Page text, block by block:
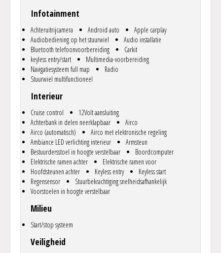
graag verder! U bent altijd welkom zonder afspraak maar met
afspraak hebben we zeker tijd voor u vrijgemaakt, bovendien, met
een afspraak houden we gedurende de reistijd de auto voor u vast.
Onze Privacy verklaring vindt u op www.autozenter.nl, alle van
toepassing zijnde algemene en garantievoorwaarden kunt u via
https://www.bovag.nl/garantie bekijken, uiteraard willen we deze
..
Infotainment
Achteruitrijcamera Android auto
Apple carplay
Audiobediening op het stuurwiel
Audio installatie
Bluetooth telefoonvoorbereiding
Carkit
keyless entry/start
Multimedia-voorbereiding
Navigatiesysteem full map
Radio
Stuurwiel multifunctioneel
Interieur
Cruise control
12Volt aansluiting
Achterbank in delen neerklapbaar
Airco
Airco (automatisch)
Airco met elektronische regeling
Ambiance LED verlichting interieur
Armsteun
Bestuurdersstoel in hoogte verstelbaar
Boordcomputer
Elektrische ramen achter
Elektrische ramen voor
Hoofdsteunen achter
Keyless entry
Keyless start
Regensensor
Stuurbekrachtiging snelheidsafhankelijk
Voorstoelen in hoogte verstelbaar
Milieu
Start/stop systeem
Veiligheid